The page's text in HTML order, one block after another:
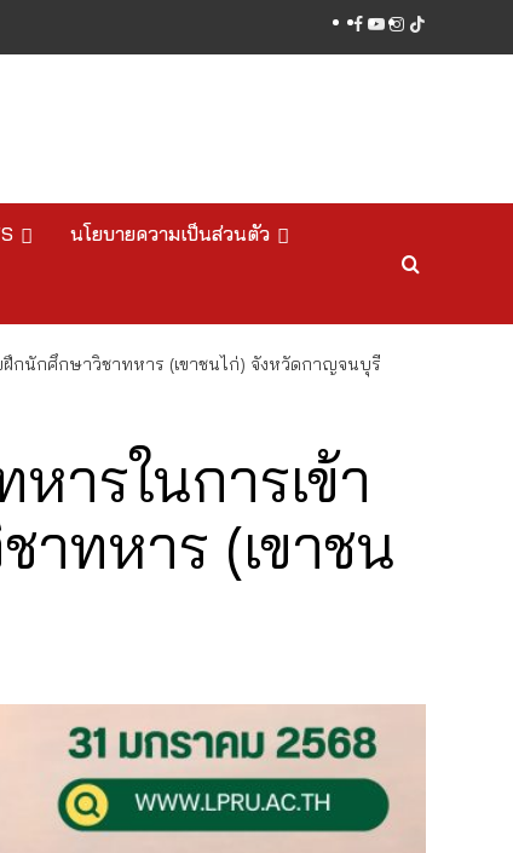
facebook
youtube
instagram
tiktok
นโยบายความเป็นส่วนตัว
กนักศึกษาวิชาทหาร (เขาชนไก่) จังหวัดกาญจนบุรี
ารในการเข้า
ทหาร (เขาชน